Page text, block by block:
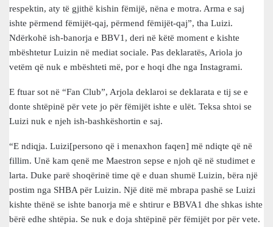
respektin, aty të gjithë kishin fëmijë, nëna e motra. Arma e saj
ishte përmend fëmijët-qaj, përmend fëmijët-qaj”, tha Luizi.
Ndërkohë ish-banorja e BBV1, deri në këtë moment e kishte
mbështetur Luizin në mediat sociale. Pas deklaratës, Ariola jo
vetëm që nuk e mbështeti më, por e hoqi dhe nga Instagrami.
E ftuar sot në “Fan Club”, Arjola deklaroi se deklarata e tij se e
donte shtëpinë për vete jo për fëmijët ishte e ulët. Teksa shtoi se
Luizi nuk e njeh ish-bashkëshortin e saj.
“E ndiqja. Luizi[persono që i menaxhon faqen] më ndiqte që në
fillim. Unë kam qenë me Maestron sepse e njoh që në studimet e
larta. Duke parë shoqërinë time që e duan shumë Luizin, bëra një
postim nga SHBA për Luizin. Një ditë më mbrapa pashë se Luizi
kishte thënë se ishte banorja më e shtirur e BBVA1 dhe shkas ishte
bërë edhe shtëpia. Se nuk e doja shtëpinë për fëmijët por për vete.